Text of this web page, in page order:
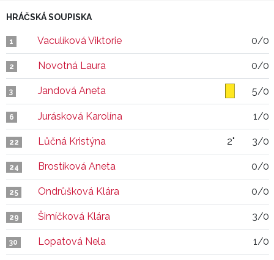
HRÁČSKÁ SOUPISKA
1 Vaculíková Viktorie 0/0
2 Novotná Laura 0/0
3 Jandová Aneta 5/0
6 Jurásková Karolína 1/0
22 Lůčná Kristýna 2" 3/0
24 Brostíková Aneta 0/0
25 Ondrůšková Klára 0/0
29 Šimíčková Klára 3/0
30 Lopatová Nela 1/0